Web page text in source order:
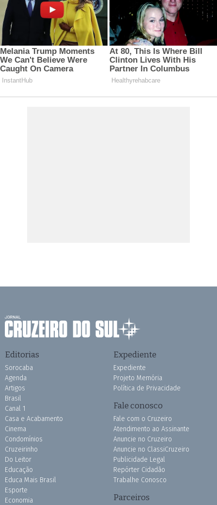
Editorias
Sorocaba
Agenda
Artigos
Brasil
Canal 1
Casa e Acabamento
Cinema
Condomínios
Cruzeirinho
Do Leitor
Educação
Educa Mais Brasil
Esporte
Economia
Expediente
Expediente
Projeto Memória
Política de Privacidade
Fale conosco
Fale com o Cruzeiro
Atendimento ao Assinante
Anuncie no Cruzeiro
Anuncie no ClassiCruzeiro
Publicidade Legal
Repórter Cidadão
Trabalhe Conosco
Parceiros